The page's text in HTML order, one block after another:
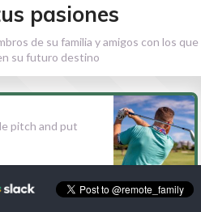
pasiones
de su familia y amigos con los que
su futuro destino
pitch and put